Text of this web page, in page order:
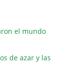
el mundo
de azar y las